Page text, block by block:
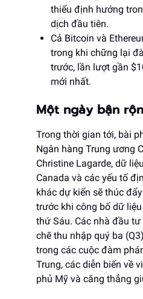
thiếu định hướng
dịch đầu tiên.
Cả Bitcoin và
trong khi chững lại
trước, lần lượt gần
mới nhất.
Một ngày bận
Trong thời gian tới, bài
Ngân hàng Trung ương
Christine Lagarde, dữ
Canada và các yếu tố
khác dự kiến sẽ thúc
trước khi công bố dữ
thứ Sáu. Các nhà đầu
chẽ thu nhập quý ba
trong các cuộc đàm
Trung, các diễn biến về
phủ Mỹ và căng thẳng